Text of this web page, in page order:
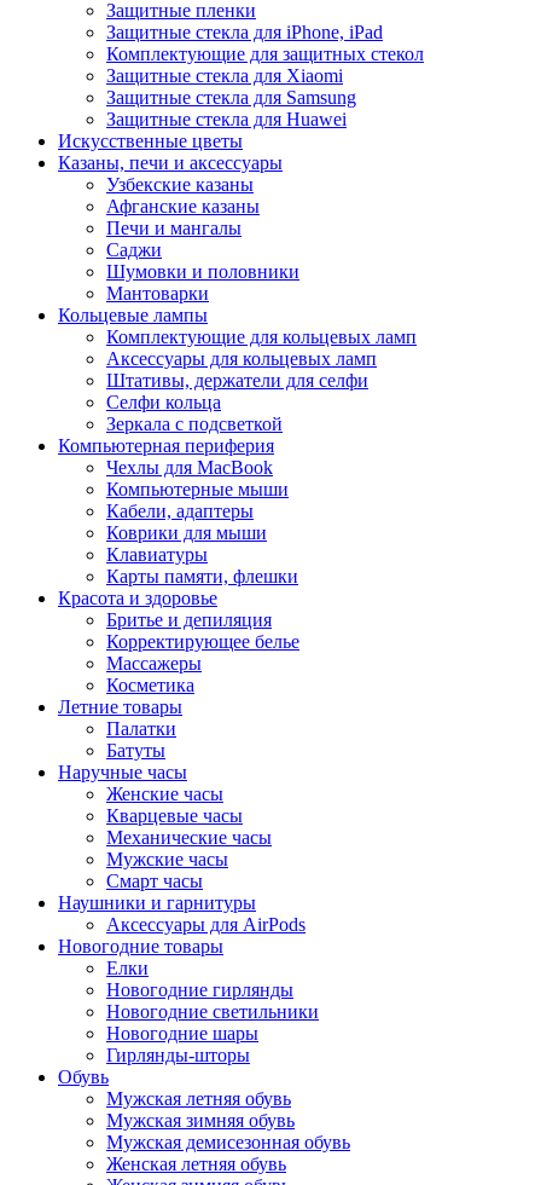
Защитные пленки
Защитные стекла для iPhone, iPad
Комплектующие для защитных стекол
Защитные стекла для Xiaomi
Защитные стекла для Samsung
Защитные стекла для Huawei
Искусственные цветы
Казаны, печи и аксессуары
Узбекские казаны
Афганские казаны
Печи и мангалы
Саджи
Шумовки и половники
Мантоварки
Кольцевые лампы
Комплектующие для кольцевых ламп
Аксессуары для кольцевых ламп
Штативы, держатели для селфи
Селфи кольца
Зеркала с подсветкой
Компьютерная периферия
Чехлы для MacBook
Компьютерные мыши
Кабели, адаптеры
Коврики для мыши
Клавиатуры
Карты памяти, флешки
Красота и здоровье
Бритье и депиляция
Корректирующее белье
Массажеры
Косметика
Летние товары
Палатки
Батуты
Наручные часы
Женские часы
Кварцевые часы
Механические часы
Мужские часы
Смарт часы
Наушники и гарнитуры
Аксессуары для AirPods
Новогодние товары
Елки
Новогодние гирлянды
Новогодние светильники
Новогодние шары
Гирлянды-шторы
Обувь
Мужская летняя обувь
Мужская зимняя обувь
Мужская демисезонная обувь
Женская летняя обувь